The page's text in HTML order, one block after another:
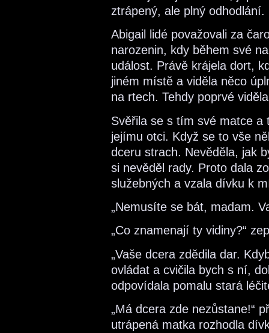
ztrápený, ale plný odhodlání.
Abigail lidé považovali za
narozenin, kdy během své
událost. Právě krájela dort,
jiném místě a viděla něco
na rtech. Tehdy poprvé
Svěřila se s tím své matce a
jejímu otci. Když se to vše
dceru strach. Nevěděla, jak
si nevěděl rady. Proto dala
služebných a vzala dívku k
„Nemusíte se bát, madam.
„Co znamenají ty vidiny?“
„Vaše dcera zdědila dar.
ovládat a cvičila bych s ní,
odpovídala pomalu stará
„Má dcera zde nezůstane!“
utrápená matka rozhodla